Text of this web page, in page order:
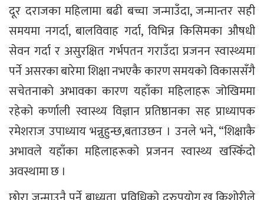
दूर दराजका महिलामा बढी बच्चा जन्माउँदा, जन्मान्तर सही
समयमा नगर्दा, बालविवाह गर्दा, विभिन्न किसिमका औषधी
सेवन गर्दा र असुरक्षित गर्भपतन गराउँदा प्रजनन स्वास्थ्यमा
पर्ने असरका बारेमा शिक्षा नभएकै कारण समयको विकाससँगै
सचेतनाको अभावका कारण यहाँका महिलाहरू जोखिममा
रहेको कर्णाली स्वास्थ्य विज्ञान प्रतिष्ठानका सह प्राध्यापक
रमेशराज उपाध्याय भन्नुहुन्छ,बताउछन । उनले भने, “शिक्षाकै
अभावले यहाँका महिलाहरूको प्रजनन स्वास्थ्य खस्किँदो
अवस्थामा छ ।